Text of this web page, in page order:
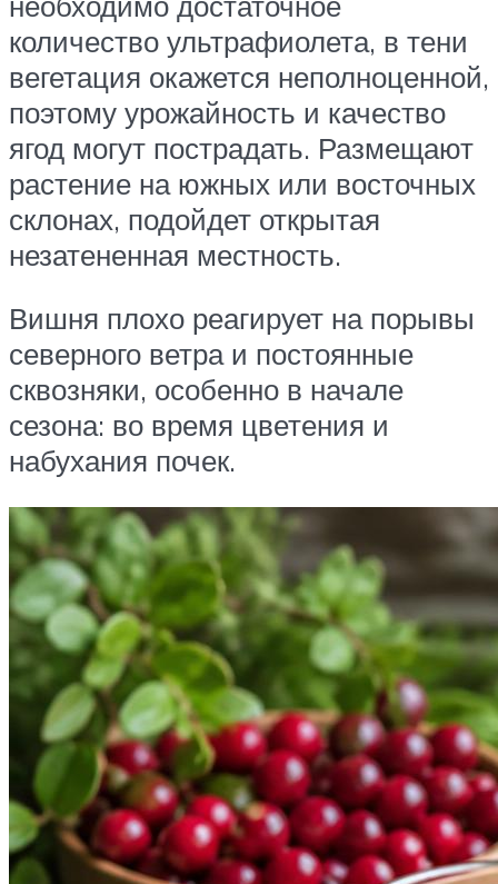
количество ультрафиолета, в тени
вегетация окажется неполноценной,
поэтому урожайность и качество
ягод могут пострадать. Размещают
растение на южных или восточных
склонах, подойдет открытая
незатененная местность.
Вишня плохо реагирует на порывы
северного ветра и постоянные
сквозняки, особенно в начале
сезона: во время цветения и
набухания почек.